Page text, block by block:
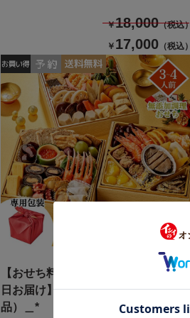
￥18,000（税込）
￥ 17,000 （税込）
【おせち料理 2027/送料無料/12月31
日お届け】イシイの慶春譜（冷蔵
品）＿*